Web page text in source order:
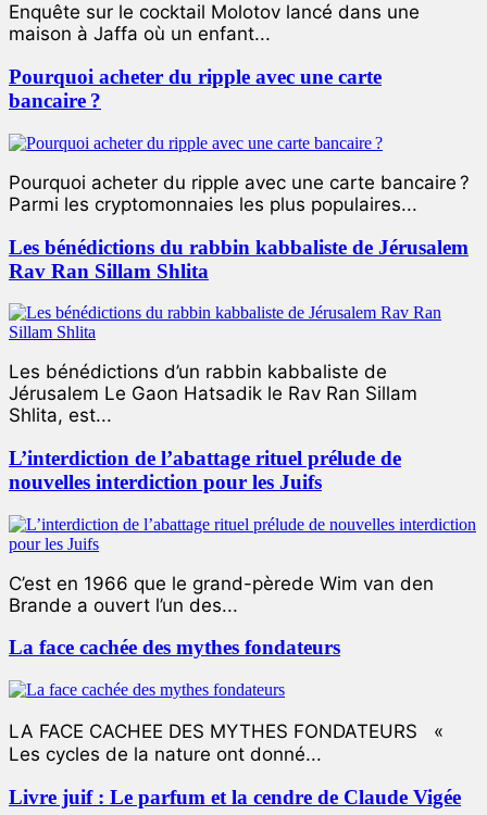
Enquête sur le cocktail Molotov lancé dans une
maison à Jaffa où un enfant...
Pourquoi acheter du ripple avec une carte
bancaire ?
Pourquoi acheter du ripple avec une carte bancaire ?
Parmi les cryptomonnaies les plus populaires...
Les bénédictions du rabbin kabbaliste de Jérusalem
Rav Ran Sillam Shlita
Les bénédictions d’un rabbin kabbaliste de
Jérusalem Le Gaon Hatsadik le Rav Ran Sillam
Shlita, est...
L’interdiction de l’abattage rituel prélude de
nouvelles interdiction pour les Juifs
C’est en 1966 que le grand-pèrede Wim van den
Brande a ouvert l’un des...
La face cachée des mythes fondateurs
LA FACE CACHEE DES MYTHES FONDATEURS «
Les cycles de la nature ont donné...
Livre juif : Le parfum et la cendre de Claude Vigée